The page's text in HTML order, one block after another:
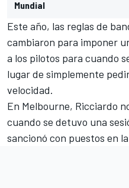
Mundial
Este año, las reglas de
cambiaron para imponer
a los pilotos para cuando
lugar de simplemente
velocidad.
En Melbourne, Ricciardo
cuando se detuvo una
sancionó con puestos en